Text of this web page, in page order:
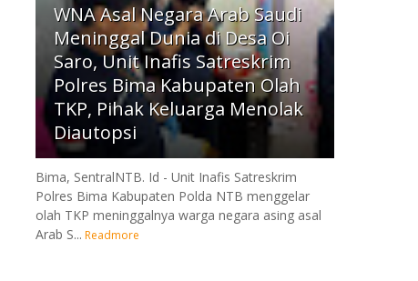
WNA Asal Negara Arab Saudi
Meninggal Dunia di Desa Oi
Saro, Unit Inafis Satreskrim
Polres Bima Kabupaten Olah
TKP, Pihak Keluarga Menolak
Diautopsi
Bima, SentralNTB. Id - Unit Inafis Satreskrim
Polres Bima Kabupaten Polda NTB menggelar
olah TKP meninggalnya warga negara asing asal
Arab S... Readmore